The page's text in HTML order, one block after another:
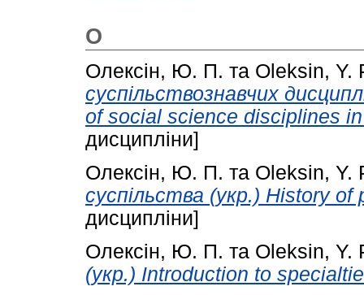
О
Олексін, Ю. П. та Oleksin, Y.
суспільствознавчих
of social science disciplines
дисципліни]
Олексін, Ю. П. та Oleksin, Y.
суспільства (укр.) History
дисципліни]
Олексін, Ю. П. та Oleksin, Y.
(укр.) Introduction to